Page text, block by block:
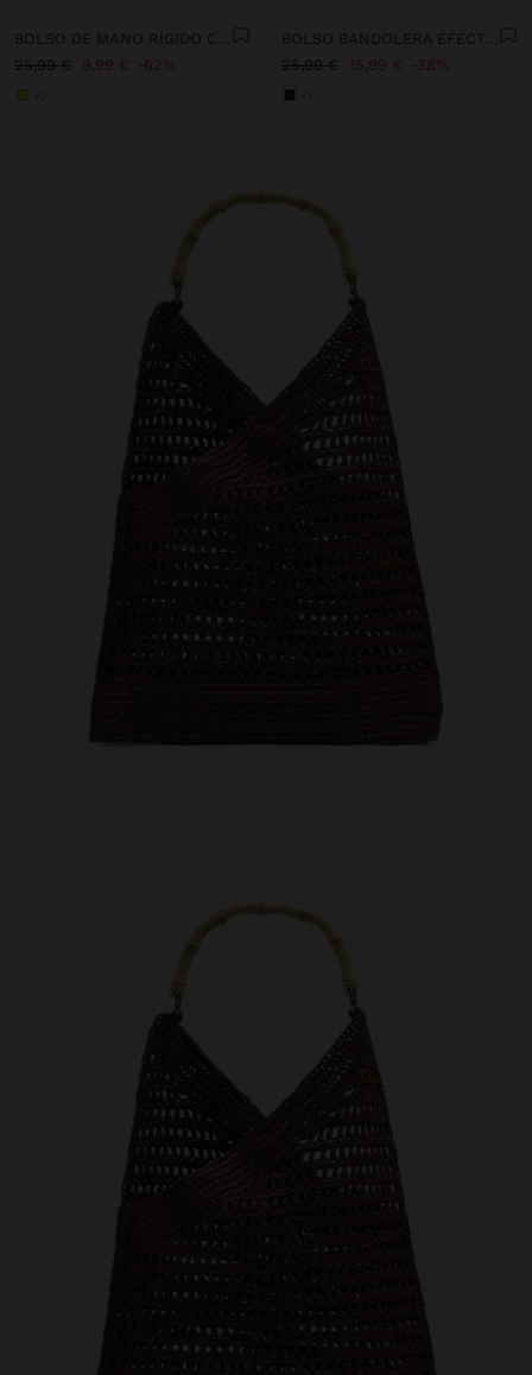
BOLSO DE MANO RÍGIDO CON EFECTO RAFIA
25,99 €
9,99 € 62%
BOLSO BANDOLERA EFECTO RAFIA CON SOLAPA
25,99 €
15,99 € 38%